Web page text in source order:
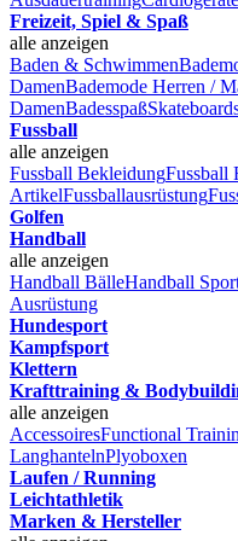
Freizeit, Spiel & Spaß
alle anzeigen
Baden & Schwimmen
DamenBademode Herren /
DamenBadesspaß
Fussball
alle anzeigen
Fussball BekleidungFussball
ArtikelFussballausrüstung
Golfen
Handball
alle anzeigen
Handball BälleHandball
Ausrüstung
Hundesport
Kampfsport
Klettern
Krafttraining &
alle anzeigen
AccessoiresFunctional
LanghantelnPlyoboxen
Laufen / Running
Leichtathletik
Marken & Hersteller